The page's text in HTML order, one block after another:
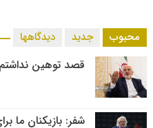
محبوب جدید دیدگاهها
قصد توهین
شفر: بازیکنان ما